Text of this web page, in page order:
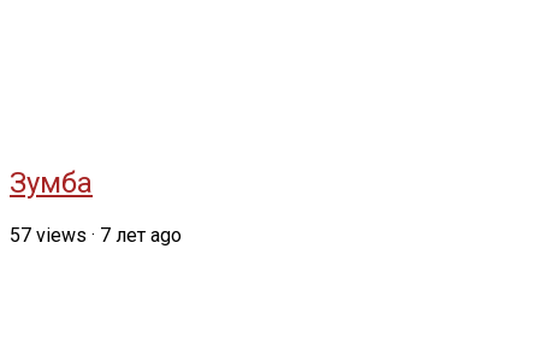
Зумба
57 views · 7 лет ago